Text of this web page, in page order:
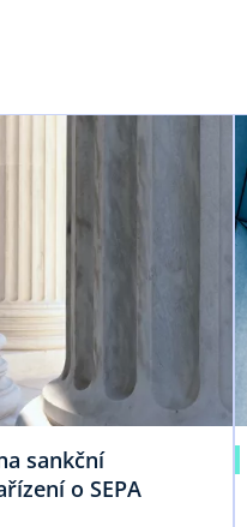
sankční
o SEPA